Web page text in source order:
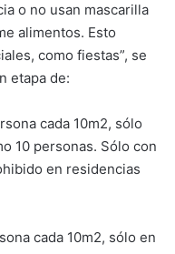
o no usan mascarilla
alimentos. Esto
como fiestas”, se
etapa de:
cada 10m2, sólo
10 personas. Sólo con
en residencias
cada 10m2, sólo en